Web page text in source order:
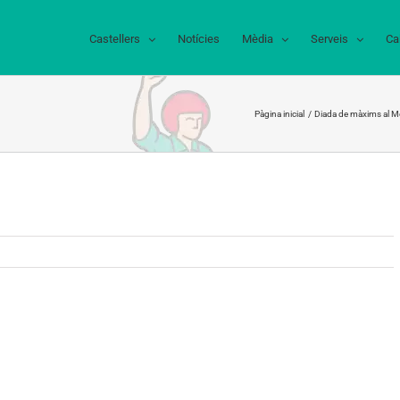
Castellers Notícies Mèdia Serveis
Pàgina inicial Diada de màxims al